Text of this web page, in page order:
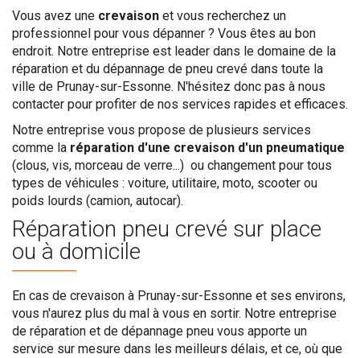
Vous avez une crevaison et vous recherchez un
professionnel pour vous dépanner ? Vous êtes au bon
endroit. Notre entreprise est leader dans le domaine de la
réparation et du dépannage de pneu crevé dans toute la
ville de Prunay-sur-Essonne. N'hésitez donc pas à nous
contacter pour profiter de nos services rapides et efficaces.
Notre entreprise vous propose de plusieurs services
comme la réparation d'une crevaison d'un pneumatique
(clous, vis, morceau de verre...) ou changement pour tous
types de véhicules : voiture, utilitaire, moto, scooter ou
poids lourds (camion, autocar).
Réparation pneu crevé sur place
ou à domicile
En cas de crevaison à Prunay-sur-Essonne et ses environs,
vous n'aurez plus du mal à vous en sortir. Notre entreprise
de réparation et de dépannage pneu vous apporte un
service sur mesure dans les meilleurs délais, et ce, où que